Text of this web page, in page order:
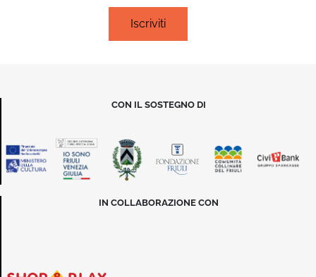
CON IL SOSTEGNO DI
IN COLLABORAZIONE CON